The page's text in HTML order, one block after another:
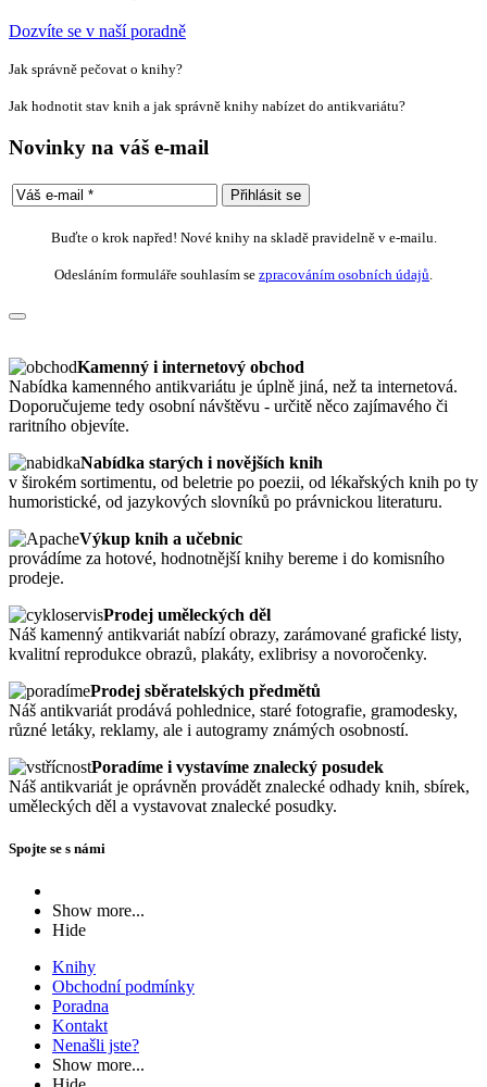
Dozvíte se v naší poradně
Jak správně pečovat o knihy?
Jak hodnotit stav knih a jak správně knihy nabízet do antikvariátu?
Novinky na váš e-mail
Buďte o krok napřed! Nové knihy na skladě pravidelně v e-mailu.
Odesláním formuláře souhlasím se zpracováním osobních údajů
Kamenný i internetový obchod
Nabídka kamenného antikvariátu je úplně jiná, než ta internetová.
Doporučujeme tedy osobní návštěvu - určitě něco zajímavého či
raritního objevíte.
Nabídka starých i novějších knih
v širokém sortimentu, od beletrie po poezii, od lékařských knih po ty
humoristické, od jazykových slovníků po právnickou literaturu.
Výkup knih a učebnic
provádíme za hotové, hodnotnější knihy bereme i do komisního
prodeje.
Prodej uměleckých děl
Náš kamenný antikvariát nabízí obrazy, zarámované grafické listy,
kvalitní reprodukce obrazů, plakáty, exlibrisy a novoročenky.
Prodej sběratelských předmětů
Náš antikvariát prodává pohlednice, staré fotografie, gramodesky,
různé letáky, reklamy, ale i autogramy známých osobností.
Poradíme i vystavíme znalecký posudek
Náš antikvariát je oprávněn provádět znalecké odhady knih, sbírek,
uměleckých děl a vystavovat znalecké posudky.
Spojte se s námi
Show more...
Hide
Knihy
Obchodní podmínky
Poradna
Kontakt
Nenašli jste?
Show more...